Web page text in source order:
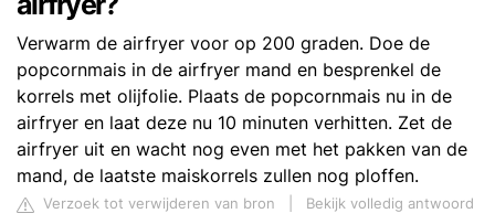
Verwarm de airfryer voor op 200 graden. Doe de
popcornmais in de airfryer mand en besprenkel de
korrels met olijfolie. Plaats de popcornmais nu in de
airfryer en laat deze nu 10 minuten verhitten. Zet de
airfryer uit en wacht nog even met het pakken van de
mand, de laatste maiskorrels zullen nog ploffen.
Verzoek tot verwijderen van bron
Bekijk volledig antwoord